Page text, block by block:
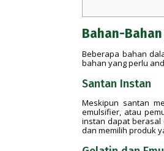
Bahan-
Beberapa bahan
bahan yang perlu
Santan Instan
Meskipun santan
emulsifier, atau
instan dapat berasal
dan memilih produk